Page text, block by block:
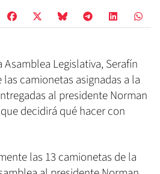
Legislativa, Serafín
camionetas asignadas a la
al presidente Norman
decidirá qué hacer con
las 13 camionetas de la